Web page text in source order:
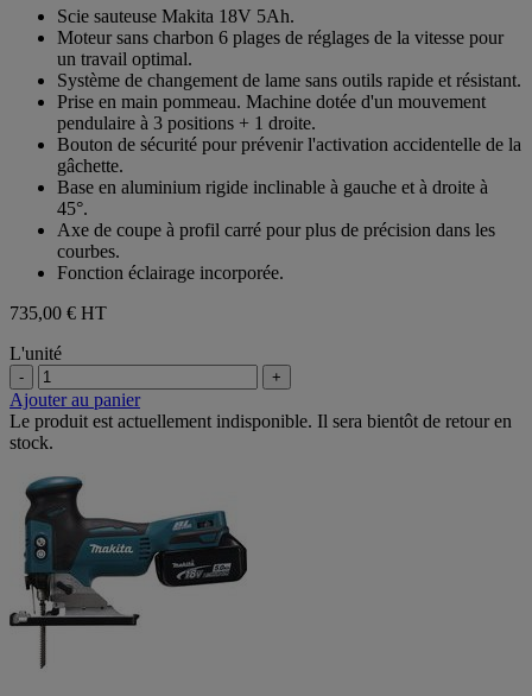
étoiles.
Scie sauteuse Makita 18V 5Ah.
Moteur sans charbon 6 plages de réglages de la vitesse pour
un travail optimal.
Système de changement de lame sans outils rapide et résistant.
Prise en main pommeau. Machine dotée d'un mouvement
pendulaire à 3 positions + 1 droite.
Bouton de sécurité pour prévenir l'activation accidentelle de la
gâchette.
Base en aluminium rigide inclinable à gauche et à droite à
45°.
Axe de coupe à profil carré pour plus de précision dans les
courbes.
Fonction éclairage incorporée.
735,00 € HT
L'unité
- +
Ajouter au panier
Le produit est actuellement indisponible. Il sera bientôt de retour en
stock.